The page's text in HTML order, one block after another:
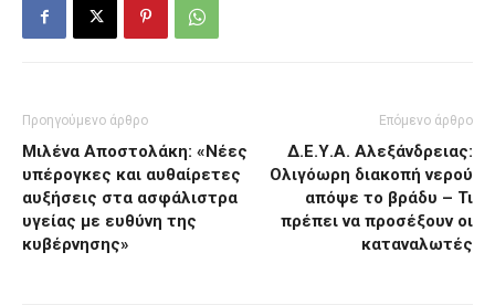
Προηγούμενο άρθρο
Μιλένα Αποστολάκη: «Νέες
υπέρογκες και αυθαίρετες
αυξήσεις στα ασφάλιστρα
υγείας με ευθύνη της
κυβέρνησης»
Επόμενο άρθρο
Δ.Ε.Υ.Α. Αλεξάνδρειας:
Ολιγόωρη διακοπή νερού
απόψε το βράδυ – Τι
πρέπει να προσέξουν οι
καταναλωτές